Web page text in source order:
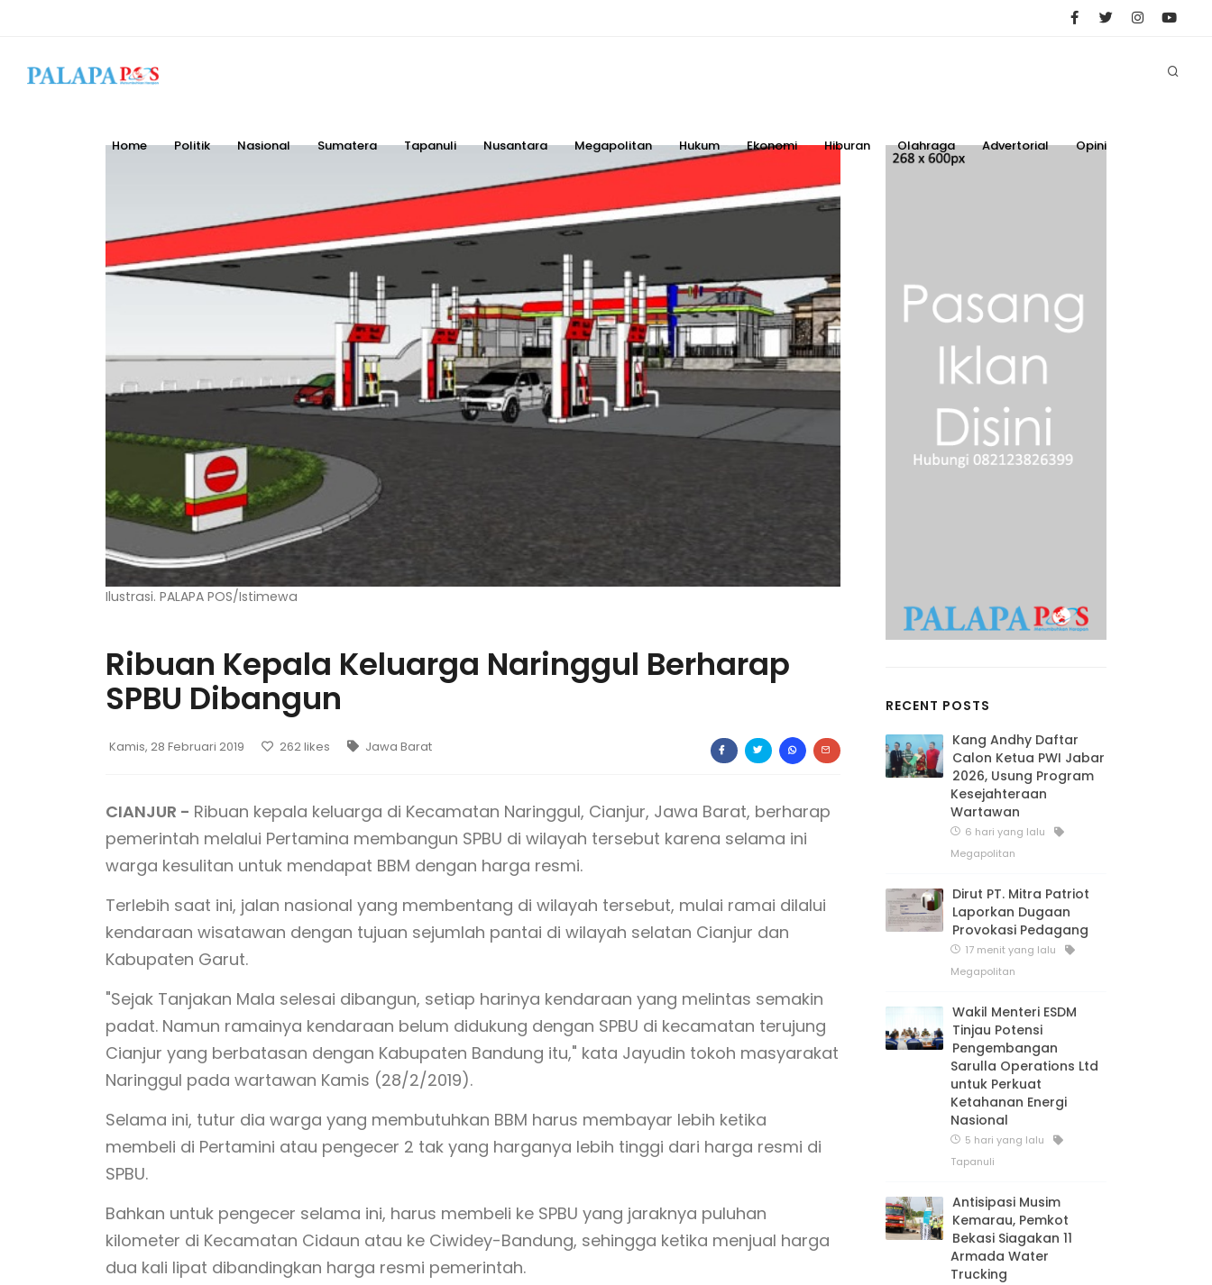
Home Politik Nasional Sumatera Tapanuli Nusantara Megapolitan Hukum Ekonomi Hiburan Olahraga Advertorial Opini
Ilustrasi. PALAPA POS/Istimewa
Ribuan Kepala Keluarga Naringgul Berharap
SPBU Dibangun
Kamis, 28 Februari 2019 262likes Jawa Barat
CIANJUR - Ribuan kepala keluarga di Kecamatan Naringgul, Cianjur, Jawa Barat, berharap
pemerintah melalui Pertamina membangun SPBU di wilayah tersebut karena selama ini
warga kesulitan untuk mendapat BBM dengan harga resmi.
Terlebih saat ini, jalan nasional yang membentang di wilayah tersebut, mulai ramai dilalui
kendaraan wisatawan dengan tujuan sejumlah pantai di wilayah selatan Cianjur dan
Kabupaten Garut.
"Sejak Tanjakan Mala selesai dibangun, setiap harinya kendaraan yang melintas semakin
padat. Namun ramainya kendaraan belum didukung dengan SPBU di kecamatan terujung
Cianjur yang berbatasan dengan Kabupaten Bandung itu," kata Jayudin tokoh masyarakat
Naringgul pada wartawan Kamis (28/2/2019).
Selama ini, tutur dia warga yang membutuhkan BBM harus membayar lebih ketika
membeli di Pertamini atau pengecer 2 tak yang harganya lebih tinggi dari harga resmi di
SPBU.
Bahkan untuk pengecer selama ini, harus membeli ke SPBU yang jaraknya puluhan
kilometer di Kecamatan Cidaun atau ke Ciwidey-Bandung, sehingga ketika menjual harga
dua kali lipat dibandingkan harga resmi pemerintah.
RECENT POSTS
Kang Andhy Daftar
Calon Ketua PWI Jabar
2026, Usung Program
Kesejahteraan
Wartawan
6 hari yang lalu
Megapolitan
Dirut PT. Mitra Patriot
Laporkan Dugaan
Provokasi Pedagang
17 menit yang lalu
Megapolitan
Wakil Menteri ESDM
Tinjau Potensi
Pengembangan
Sarulla Operations Ltd
untuk Perkuat
Ketahanan Energi
Nasional
5 hari yang lalu
Tapanuli
Antisipasi Musim
Kemarau, Pemkot
Bekasi Siagakan 11
Armada Water
Trucking